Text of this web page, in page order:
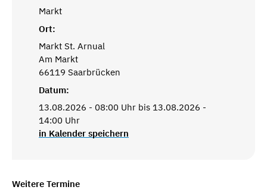
Markt
Ort:
Markt St. Arnual
Am Markt
66119 Saarbrücken
Datum:
13.08.2026 - 08:00 Uhr bis 13.08.2026 -
14:00 Uhr
in Kalender speichern
Weitere Termine